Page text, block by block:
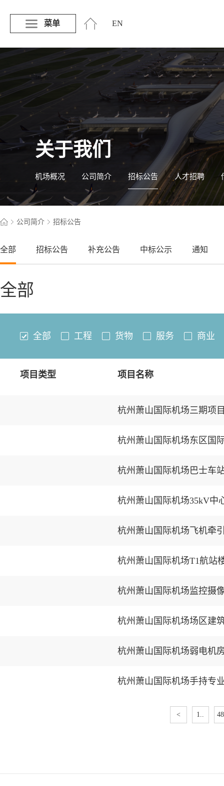
菜单 EN
关于我们
机场概况 公司简介 招标公告 人才招聘
公司简介 招标公告
全部 招标公告 补充公告 中标公示 通知
全部
全部 工程 货物 服务 商业
项目类型 项目名称
杭州萧山国际机场东区国
杭州萧山国际机场巴士车
杭州萧山国际机场飞机牵
杭州萧山国际机场T1航站
杭州萧山国际机场监控摄
杭州萧山国际机场场区建
杭州萧山国际机场弱电机
杭州萧山国际机场手持专
< 1..